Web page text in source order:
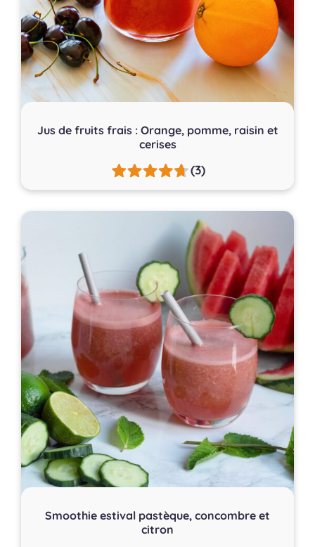
Jus de fruits frais : Orange, pomme, raisin et
cerises
(3)
Smoothie estival pastèque, concombre et
citron